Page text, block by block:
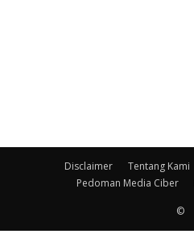
Disclaimer Tentang Kami
Pedoman Media Ciber
©